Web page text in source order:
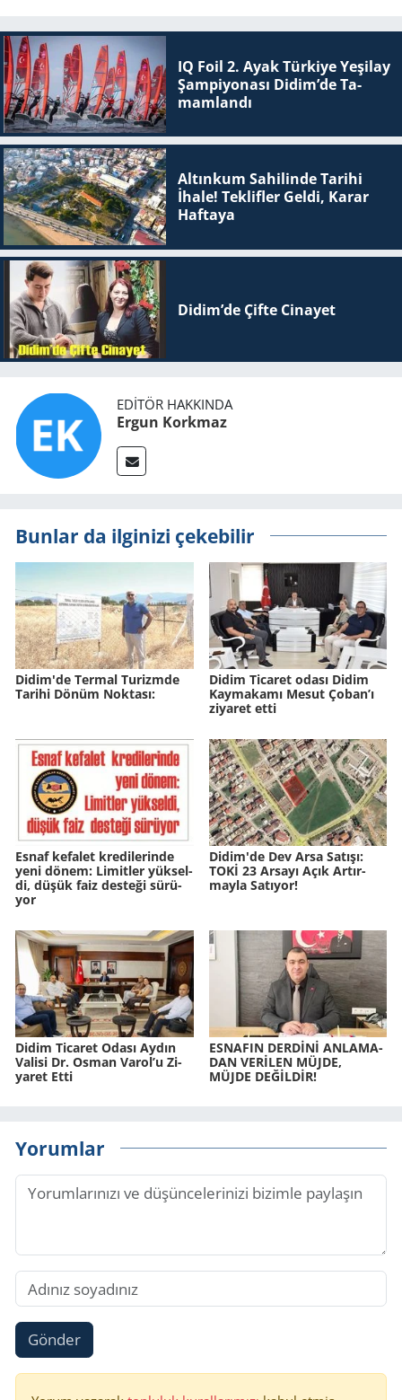
IQ Foil 2. Ayak Tür­ki­ye Ye­şi­lay
Şam­pi­yo­na­sı Didim’de Ta­
mam­lan­dı
Altınkum Sahilinde Tarihi
İhale! Teklifler Geldi, Karar
Haftaya
Didim’de Çifte Ci­na­yet
EDITÖR HAKKINDA
Ergun Korkmaz
Bunlar da ilginizi çekebilir
Didim'de Ter­mal Tu­rizm­de
Ta­ri­hi Dönüm Nok­ta­sı:
Didim Ticaret odası Didim
Kaymakamı Mesut Çoban’ı
ziyaret etti
Esnaf ke­fa­let kre­di­le­rin­de
yeni dönem: Li­mit­ler yük­sel­
di, düşük faiz des­te­ği sü­rü­
yor
Didim'de Dev Arsa Sa­tı­şı:
TOKİ 23 Ar­sa­yı Açık Ar­tır­
may­la Sa­tı­yor!
Didim Ti­ca­ret Odası Aydın
Va­li­si Dr. Osman Varol’u Zi­
ya­ret Etti
ES­NA­FIN DERDİNİ AN­LA­MA­
DAN VERİLEN MÜJDE,
MÜJDE DEĞİLDİR!
Yorumlar
Gönder